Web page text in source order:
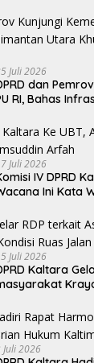
Juli 2026
dan
RI, Bahas
Juli 2026
IV DPRD
Ini Kata
Juli 2026
Kaltara
Juli 2026